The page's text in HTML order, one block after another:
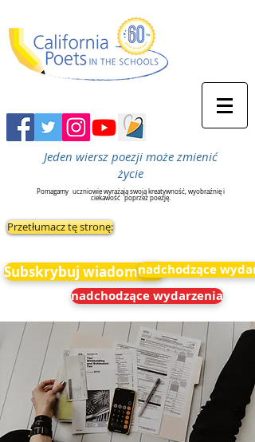
Jeden wiersz poezji może zmienić
życie
Pomagamy uczniowie wyrażają swoją kreatywność, wyobraźnię i
ciekawość poprzez poezję.
Przetłumacz tę stronę:
Subskrybuj wiadomościnadchodzące
nadchodzące wydarzenia